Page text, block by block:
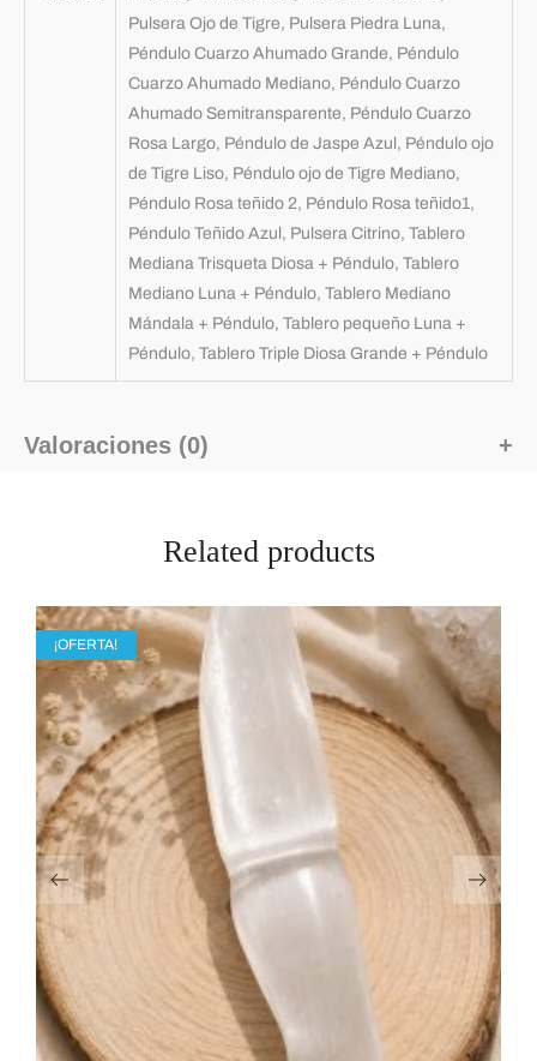
Pulsera Ojo de Tigre, Pulsera Piedra Luna,
Péndulo Cuarzo Ahumado Grande, Péndulo
Cuarzo Ahumado Mediano, Péndulo Cuarzo
Ahumado Semitransparente, Péndulo Cuarzo
Rosa Largo, Péndulo de Jaspe Azul, Péndulo ojo
de Tigre Liso, Péndulo ojo de Tigre Mediano,
Péndulo Rosa teñido 2, Péndulo Rosa teñido1,
Péndulo Teñido Azul, Pulsera Citrino, Tablero
Mediana Trisqueta Diosa + Péndulo, Tablero
Mediano Luna + Péndulo, Tablero Mediano
Mándala + Péndulo, Tablero pequeño Luna +
Péndulo, Tablero Triple Diosa Grande + Péndulo
Valoraciones (0)
Related products
¡OFERTA!